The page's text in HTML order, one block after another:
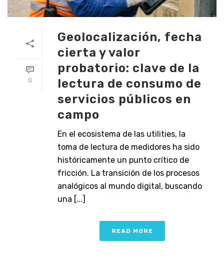
0
Geolocalización, fecha
cierta y valor
probatorio: clave de la
lectura de consumo de
servicios públicos en
campo
En el ecosistema de las utilities, la
toma de lectura de medidores ha sido
históricamente un punto crítico de
fricción. La transición de los procesos
analógicos al mundo digital, buscando
una [...]
READ MORE